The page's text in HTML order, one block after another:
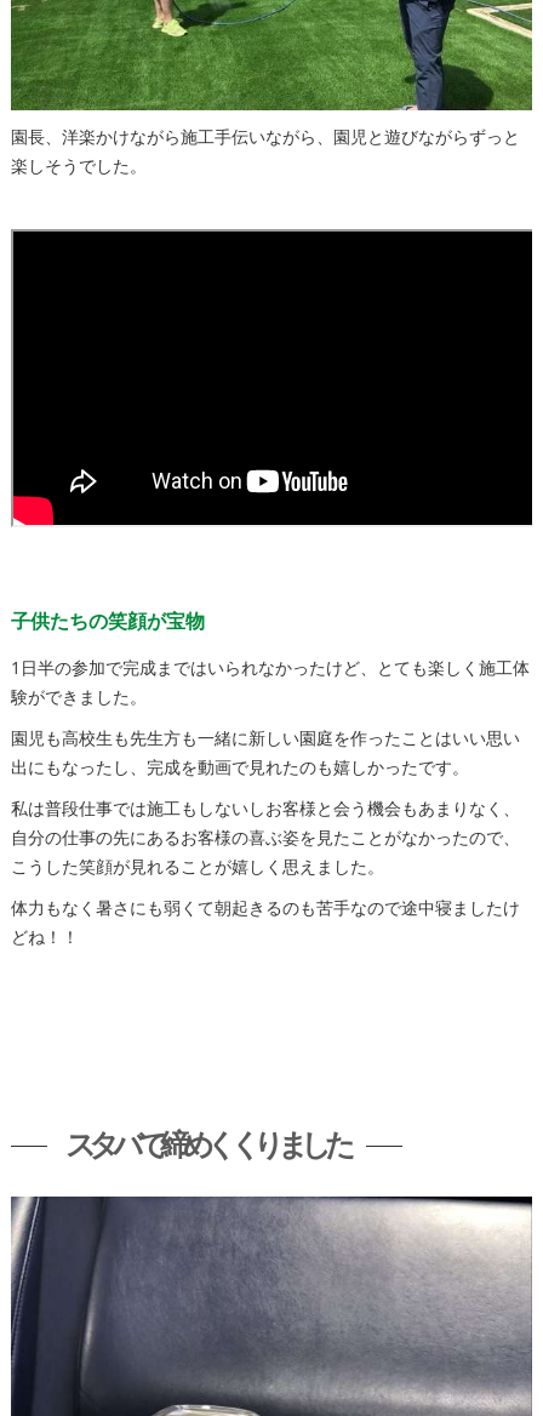
園長、洋楽かけながら施工手伝いながら、園児と遊びながらずっと
楽しそうでした。
子供たちの笑顔が宝物
1日半の参加で完成まではいられなかったけど、とても楽しく施工体
験ができました。
園児も高校生も先生方も一緒に新しい園庭を作ったことはいい思い
出にもなったし、完成を動画で見れたのも嬉しかったです。
私は普段仕事では施工もしないしお客様と会う機会もあまりなく、
自分の仕事の先にあるお客様の喜ぶ姿を見たことがなかったので、
こうした笑顔が見れることが嬉しく思えました。
体力もなく暑さにも弱くて朝起きるのも苦手なので途中寝ましたけ
どね！！
スタバで締めくくりました